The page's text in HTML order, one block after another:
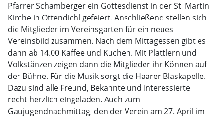
Pfarrer Schamberger ein Gottesdienst in der St. Martin
Kirche in Ottendichl gefeiert. Anschließend stellen sich
die Mitglieder im Vereinsgarten für ein neues
Vereinsbild zusammen. Nach dem Mittagessen gibt es
dann ab 14.00 Kaffee und Kuchen. Mit Plattlern und
Volkstänzen zeigen dann die Mitglieder ihr Können auf
der Bühne. Für die Musik sorgt die Haarer Blaskapelle.
Dazu sind alle Freund, Bekannte und Interessierte
recht herzlich eingeladen. Auch zum
Gaujugendnachmittag, den der Verein am 27. April im